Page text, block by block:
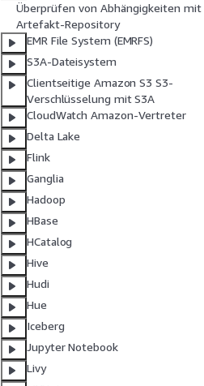
Überprüfen von Abhängigkeiten mit
Artefakt-Repository
EMR File System (EMRFS)
S3A-Dateisystem
Clientseitige Amazon S3 S3-
Verschlüsselung mit S3A
CloudWatch Amazon-Vertreter
Delta Lake
Flink
Ganglia
Hadoop
HBase
HCatalog
Hive
Hudi
Hue
Iceberg
Jupyter Notebook
Livy